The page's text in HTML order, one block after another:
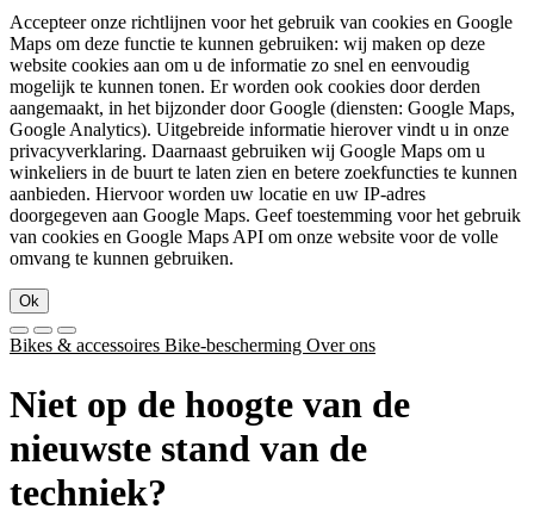
Accepteer onze richtlijnen voor het gebruik van cookies en Google
Maps om deze functie te kunnen gebruiken: wij maken op deze
website cookies aan om u de informatie zo snel en eenvoudig
mogelijk te kunnen tonen. Er worden ook cookies door derden
aangemaakt, in het bijzonder door Google (diensten: Google Maps,
Google Analytics). Uitgebreide informatie hierover vindt u in onze
privacyverklaring. Daarnaast gebruiken wij Google Maps om u
winkeliers in de buurt te laten zien en betere zoekfuncties te kunnen
aanbieden. Hiervoor worden uw locatie en uw IP-adres
doorgegeven aan Google Maps. Geef toestemming voor het gebruik
van cookies en Google Maps API om onze website voor de volle
omvang te kunnen gebruiken.
Ok
Bikes & accessoires Bike-bescherming Over ons
Niet op de hoogte van de
nieuwste stand van de
techniek?